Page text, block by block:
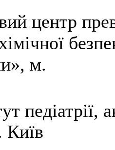
центр
м.
педіатрії,
Київ